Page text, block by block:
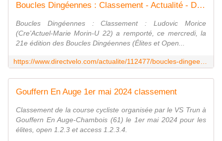
Boucles Dingéennes : Classement - Actualité - DirectVelo
Boucles Dingéennes : Classement : Ludovic Morice
(Cre'Actuel-Marie Morin-U 22) a remporté, ce mercredi, la
21e édition des Boucles Dingéennes (Élites et Open...
Gouffern En Auge 1er mai 2024 classement
Classement de la course cycliste organisée par le VS Trun à
Gouffern En Auge-Chambois (61) le 1er mai 2024 pour les
élites, open 1.2.3 et access 1.2.3.4.